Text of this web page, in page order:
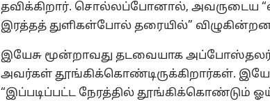
தவிக்கிறார். சொல்லப்போனால், அவருடைய
இரத்தத் துளிகள்போல் தரையில்”
இயேசு மூன்றாவது தடவையாக
அவர்கள் தூங்கிக்கொண்டிருக்கிறார்கள்.
“இப்படிப்பட்ட நேரத்தில் தூங்கிக்கொண்டும்